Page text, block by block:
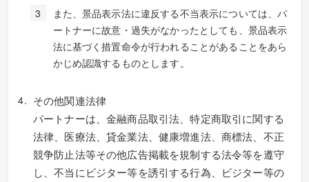
また、景品表示法に違反する不当表示については、パ
ートナーに故意・過失がなかったとしても、景品表示
法に基づく措置命令が行われることがあることをあら
かじめ認識するものとします。
その他関連法律
パートナーは、金融商品取引法、特定商取引に関する
法律、医療法、貸金業法、健康増進法、商標法、不正
競争防止法等その他広告掲載を規制する法令等を遵守
し、不当にビジター等を誘引する行為、ビジター等の